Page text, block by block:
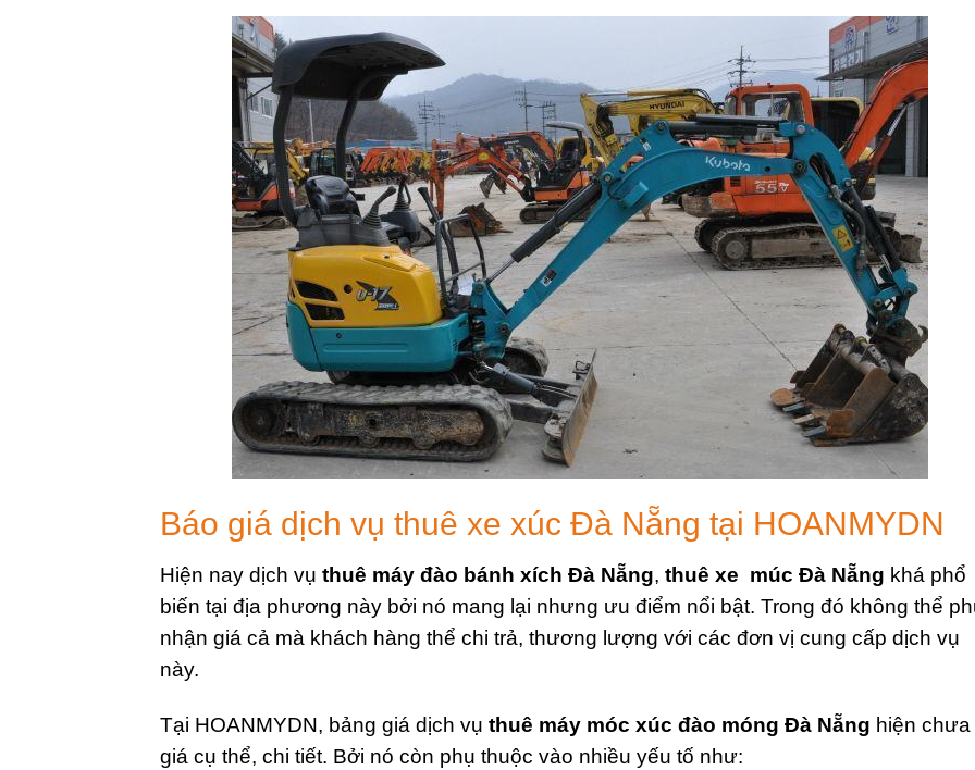
Báo giá dịch vụ thuê xe xúc Đà Nẵng tại HOANMYDN
Hiện nay dịch vụ thuê máy đào bánh xích Đà Nẵng, thuê xe múc Đà Nẵng khá phổ
biến tại địa phương này bởi nó mang lại nhưng ưu điểm nổi bật. Trong đó không thể
nhận giá cả mà khách hàng thể chi trả, thương lượng với các đơn vị cung cấp dịch vụ
này.
Tại HOANMYDN, bảng giá dịch vụ thuê máy móc xúc đào móng Đà Nẵng hiện chưa
giá cụ thể, chi tiết. Bởi nó còn phụ thuộc vào nhiều yếu tố như: